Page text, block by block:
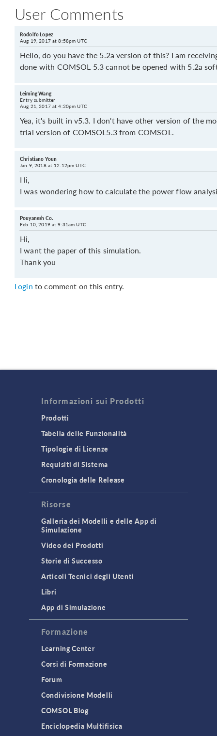
User Comments
Rodolfo Lopez
Aug 19, 2017 at 8:58pm UTC
Hello, do you have the 5.2a version of this? I am
done with COMSOL 5.3 cannot be opened with 5.2a
Leiming Wang
Entry submitter
Aug 21, 2017 at 4:20pm UTC
Yea, it's built in v5.3. I don't have other version of the
trial version of COMSOL5.3 from COMSOL.
Christiano Youn
Jan 9, 2018 at 12:12pm UTC
Hi,
I was wondering how to calculate the power flow
Pouyanesh Co.
Feb 10, 2019 at 9:31am UTC
Hi,
I want the paper of this simulation.
Thank you
Login to comment on this entry.
Informazioni sui Prodotti
Prodotti
Tabella delle Funzionalità
Tipologie di Licenze
Requisiti di Sistema
Cronologia delle Release
Risorse
Galleria dei Modelli e delle App di
Simulazione
Video dei Prodotti
Storie di Successo
Articoli Tecnici degli Utenti
Libri
App di Simulazione
Formazione
Learning Center
Corsi di Formazione
Forum
Condivisione Modelli
COMSOL Blog
Enciclopedia Multifisica